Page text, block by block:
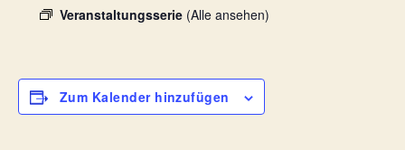
Veranstaltungsserie (Alle ansehen)
Zum Kalender hinzufügen